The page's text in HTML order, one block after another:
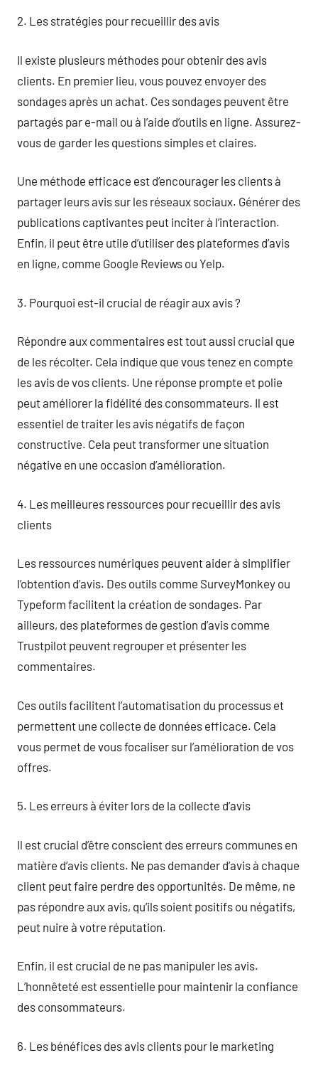
2. Les stratégies pour recueillir des avis
Il existe plusieurs méthodes pour obtenir des avis
clients. En premier lieu, vous pouvez envoyer des
sondages après un achat. Ces sondages peuvent être
partagés par e-mail ou à l’aide d’outils en ligne. Assurez-
vous de garder les questions simples et claires.
Une méthode efficace est d’encourager les clients à
partager leurs avis sur les réseaux sociaux. Générer des
publications captivantes peut inciter à l’interaction.
Enfin, il peut être utile d’utiliser des plateformes d’avis
en ligne, comme Google Reviews ou Yelp.
3. Pourquoi est-il crucial de réagir aux avis ?
Répondre aux commentaires est tout aussi crucial que
de les récolter. Cela indique que vous tenez en compte
les avis de vos clients. Une réponse prompte et polie
peut améliorer la fidélité des consommateurs. Il est
essentiel de traiter les avis négatifs de façon
constructive. Cela peut transformer une situation
négative en une occasion d’amélioration.
4. Les meilleures ressources pour recueillir des avis
clients
Les ressources numériques peuvent aider à simplifier
l’obtention d’avis. Des outils comme SurveyMonkey ou
Typeform facilitent la création de sondages. Par
ailleurs, des plateformes de gestion d’avis comme
Trustpilot peuvent regrouper et présenter les
commentaires.
Ces outils facilitent l’automatisation du processus et
permettent une collecte de données efficace. Cela
vous permet de vous focaliser sur l’amélioration de vos
offres.
5. Les erreurs à éviter lors de la collecte d’avis
Il est crucial d’être conscient des erreurs communes en
matière d’avis clients. Ne pas demander d’avis à chaque
client peut faire perdre des opportunités. De même, ne
pas répondre aux avis, qu’ils soient positifs ou négatifs,
peut nuire à votre réputation.
Enfin, il est crucial de ne pas manipuler les avis.
L’honnêteté est essentielle pour maintenir la confiance
des consommateurs.
6. Les bénéfices des avis clients pour le marketing